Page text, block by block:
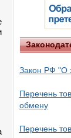
Закон РФ "О
Перечень
обмену
Перечень